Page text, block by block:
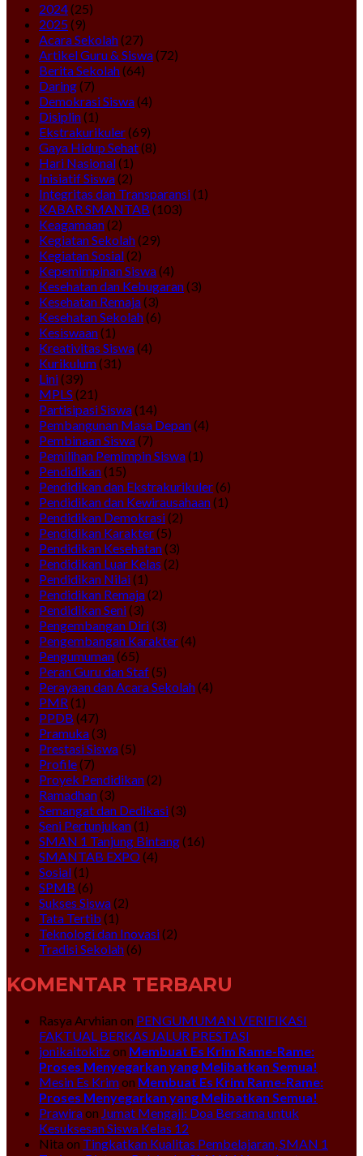
2024(25)
2025(9)
Acara Sekolah(27)
Artikel Guru & Siswa(72)
Berita Sekolah(64)
Daring(7)
Demokrasi Siswa(4)
Disiplin(1)
Ekstrakurikuler(69)
Gaya Hidup Sehat(8)
Hari Nasional(1)
Inisiatif Siswa(2)
Integritas dan Transparansi(1)
KABAR SMANTAB (103)
Keagamaan(2)
Kegiatan Sekolah(29)
Kegiatan Sosial(2)
Kepemimpinan Siswa(4)
Kesehatan dan Kebugaran(3)
Kesehatan Remaja(3)
Kesehatan Sekolah(6)
Kesiswaan(1)
Kreativitas Siswa(4)
Kurikulum(31)
Lini(39)
MPLS (21)
Partisipasi Siswa(14)
Pembangunan Masa Depan(4)
Pembinaan Siswa(7)
Pemilihan Pemimpin Siswa(1)
Pendidikan(15)
Pendidikan dan Ekstrakurikuler(6)
Pendidikan dan Kewirausahaan(1)
Pendidikan Demokrasi(2)
Pendidikan Karakter(5)
Pendidikan Kesehatan(3)
Pendidikan Luar Kelas (2)
Pendidikan Nilai(1)
Pendidikan Remaja(2)
Pendidikan Seni(3)
Pengembangan Diri(3)
Pengembangan Karakter(4)
Pengumuman(65)
Peran Guru dan Staf(5)
Perayaan dan Acara Sekolah(4)
PMR(1)
PPDB (47)
Pramuka(3)
Prestasi Siswa(5)
Profile(7)
Proyek Pendidikan(2)
Ramadhan(3)
Semangat dan Dedikasi(3)
Seni Pertunjukan(1)
SMAN 1 Tanjung Bintang(16)
SMANTAB EXPO(4)
Sosial(1)
SPMB (6)
Sukses Siswa(2)
Tata Tertib (1)
Teknologi dan Inovasi(2)
Tradisi Sekolah(6)
KOMENTAR TERBARU
Rasya Arvhian on PENGUMUMAN VERIFIKASI
FAKTUAL BERKAS JALUR PRESTASI
jonikaitokitzon Membuat Es Krim Rame-Rame:
Proses Menyegarkan yang Melibatkan Semua!
Mesin Es Krimon Membuat Es Krim Rame-Rame:
Proses Menyegarkan yang Melibatkan Semua!
Prawiraon Jumat Mengaji: Doa Bersama untuk
Kesuksesan Siswa Kelas 12
Nita on Tingkatkan Kualitas Pembelajaran, SMAN 1